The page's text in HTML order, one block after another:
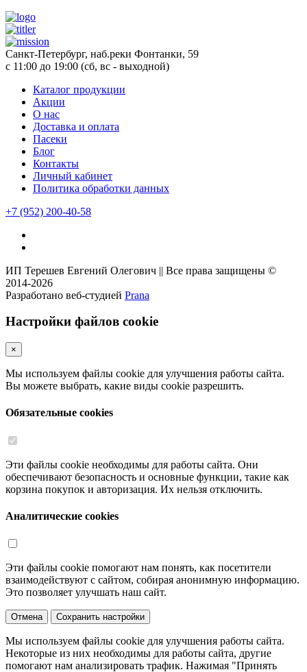
Санкт-Петербург, наб.реки Фонтанки, 59
с 11:00 до 19:00 (сб, вс - выходной)
Каталог продукции
Акции
О нас
Доставка и оплата
Пасеки
Блог
Контакты
Личный кабинет
Политика обработки данных
+7 (952) 200-40-58
ИП Терешев Евгений Олегович || Все права защищены ©
2014-2026
Разработано веб-студией Prana
Настройки файлов cookie
×
Мы используем файлы cookie для улучшения работы сайта.
Вы можете выбрать, какие виды cookie разрешить.
Обязательные cookies
Эти файлы cookie необходимы для работы сайта. Они
обеспечивают безопасность и основные функции, такие как
корзина покупок и авторизация. Их нельзя отключить.
Аналитические cookies
Эти файлы cookie помогают нам понять, как посетители
взаимодействуют с сайтом, собирая анонимную информацию.
Это позволяет улучшать наш сайт.
Отмена Сохранить настройки
Мы используем файлы cookie для улучшения работы сайта.
Некоторые из них необходимы для работы сайта, другие
помогают нам анализировать трафик. Нажимая "Принять